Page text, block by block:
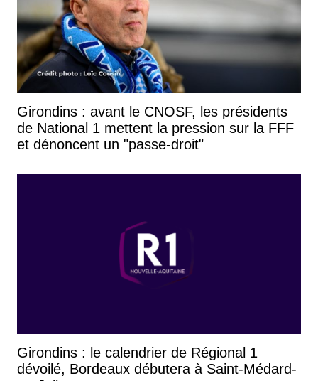
Girondins : avant le CNOSF, les présidents
de National 1 mettent la pression sur la FFF
et dénoncent un "passe-droit"
Girondins : le calendrier de Régional 1
dévoilé, Bordeaux débutera à Saint-Médard-